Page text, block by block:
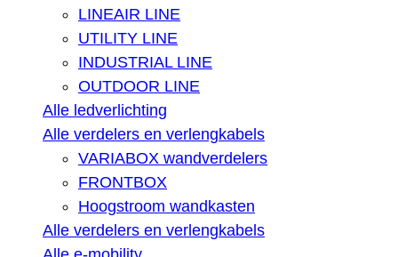
LINEAIR LINE
UTILITY LINE
INDUSTRIAL LINE
OUTDOOR LINE
Alle ledverlichting
Alle verdelers en verlengkabels
VARIABOX wandverdelers
FRONTBOX
Hoogstroom wandkasten
Alle verdelers en verlengkabels